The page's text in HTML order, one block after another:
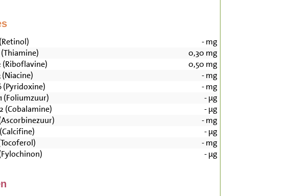
-mg
0,30 mg
(Riboflavine)
0,50 mg
-mg
(Pyridoxine)
-mg
(Foliumzuur)
-µg
(Cobalamine)
-µg
-mg
-µg
-mg
-µg